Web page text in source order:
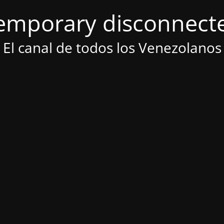
El canal de todos los Venezolanos